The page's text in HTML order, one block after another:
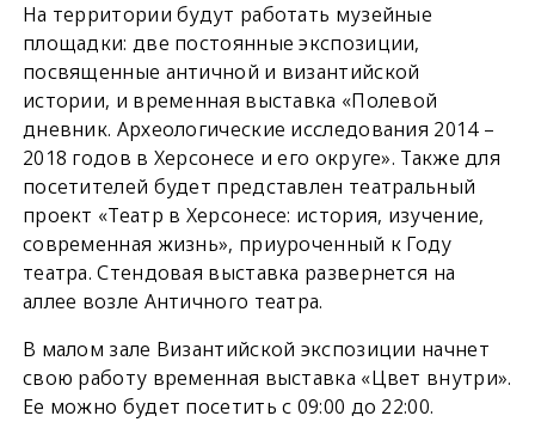
На территории будут работать музейные
площадки: две постоянные экспозиции,
посвященные античной и византийской
истории, и временная выставка «Полевой
дневник. Археологические исследования 2014 –
2018 годов в Херсонесе и его округе». Также для
посетителей будет представлен театральный
проект «Театр в Херсонесе: история, изучение,
современная жизнь», приуроченный к Году
театра. Стендовая выставка развернется на
аллее возле Античного театра.
В малом зале Византийской экспозиции начнет
свою работу временная выставка «Цвет внутри».
Ее можно будет посетить с 09:00 до 22:00.